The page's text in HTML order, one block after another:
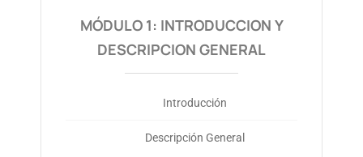
MÓDULO 1: INTRODUCCION Y
DESCRIPCION GENERAL
Introducción
Descripción General